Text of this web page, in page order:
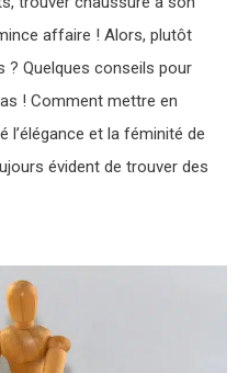
affaire ! Alors, plutôt
? Quelques conseils pour
! Comment mettre en
l’élégance et la féminité de
évident de trouver des